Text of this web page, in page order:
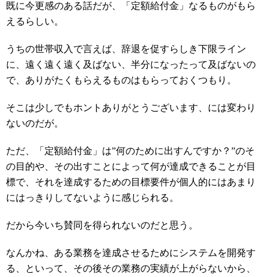
既に今更感のある話だが、「定額給付金」なるものがもら
えるらしい。
うちの世帯収入で言えば、辞退を促すらしき下限ライン
に、遠く遠く遠く及ばない、半分になったって及ばないの
で、ありがたくもらえるものはもらっておくつもり。
そこは少しでもホントありがとうございます、には変わり
ないのだが。
ただ、「定額給付金」は”何のために出すんですか？”のそ
の目的や、その出すことによって何が達成できることが目
標で、それを達成するための目標要件が個人的にはあまり
にはっきりしてないように感じられる。
だから今いち賛同を得られないのだと思う。
なんかね、ある業務を達成させるためにシステムを開発す
る、といって、その後その業務の実績が上がらないから、